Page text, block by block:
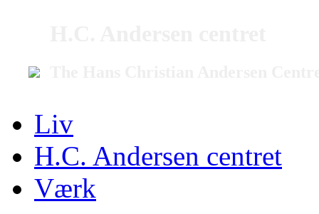
Liv
H.C. Andersen centret
Værk